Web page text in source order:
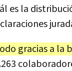
es la
gracias a la